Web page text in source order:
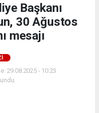
Başkanı
30 Ağustos
mesajı
29.08.2025 - 10:23